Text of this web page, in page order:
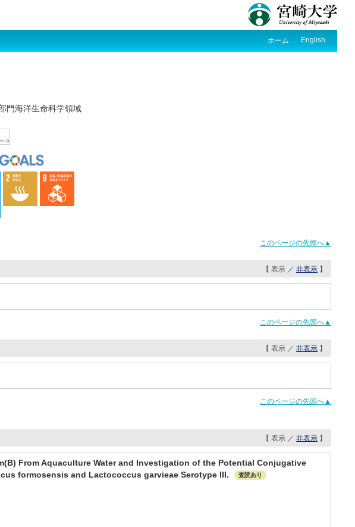
ホーム English
門海洋生命科学領域
このページの先頭へ▲
【 表示 ／ 非表示 】
このページの先頭へ▲
【 表示 ／ 非表示 】
このページの先頭へ▲
【 表示 ／ 非表示 】
From Aquaculture Water and Investigation of the Potential Conjugative
formosensis and Lactococcus garvieae Serotype III.
査読あり